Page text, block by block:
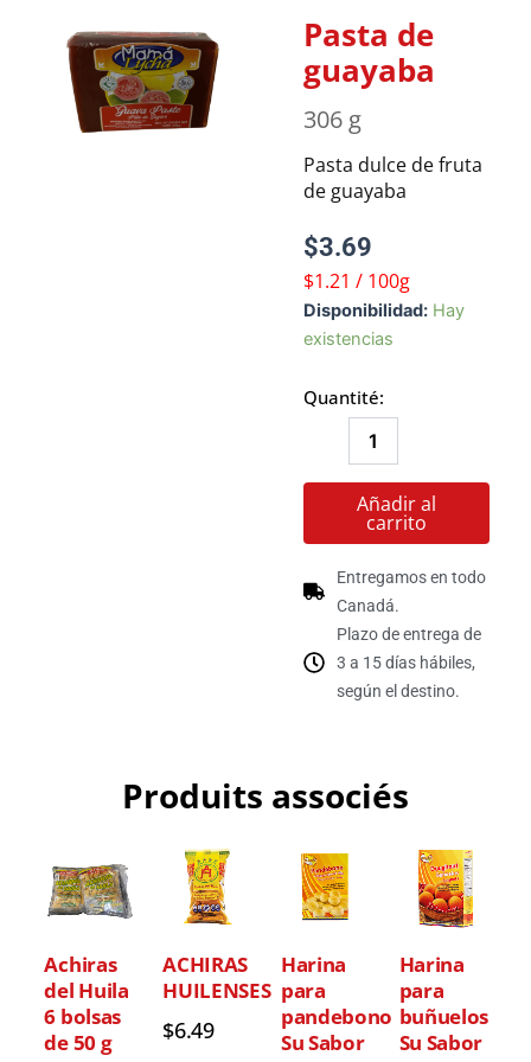
Pasta de
guayaba
306 g
Pasta dulce de fruta
de guayaba
$3.69
$1.21 / 100g
Disponibilidad: Hay
existencias
Quantité:
Pasta
Añadir al
carrito
Entregamos en todo
Canadá.
Plazo de entrega de
3 a 15 días hábiles,
según el destino.
Produits associés
Achiras
del Huila
6 bolsas
de 50 g
ACHIRAS
HUILENSES
$6.49
Harina
para
pandebono
Su Sabor
Harina
para
buñuelos
Su Sabor